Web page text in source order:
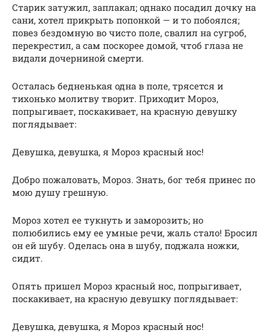
Старик затужил, заплакал; однако посадил дочку на
сани, хотел прикрыть попонкой — и то побоялся;
повез бездомную во чисто поле, свалил на сугроб,
перекрестил, а сам поскорее домой, чтоб глаза не
видали дочерниной смерти.
Осталась бедненькая одна в поле, трясется и
тихонько молитву творит. Приходит Мороз,
попрыгивает, поскакивает, на красную девушку
поглядывает:
Девушка, девушка, я Мороз красный нос!
Добро пожаловать, Мороз. Знать, бог тебя принес по
мою душу грешную.
Мороз хотел ее тукнуть и заморозить; но
полюбились ему ее умные речи, жаль стало! Бросил
он ей шубу. Оделась она в шубу, поджала ножки,
сидит.
Опять пришел Мороз красный нос, попрыгивает,
поскакивает, на красную девушку поглядывает:
Девушка, девушка, я Мороз красный нос!